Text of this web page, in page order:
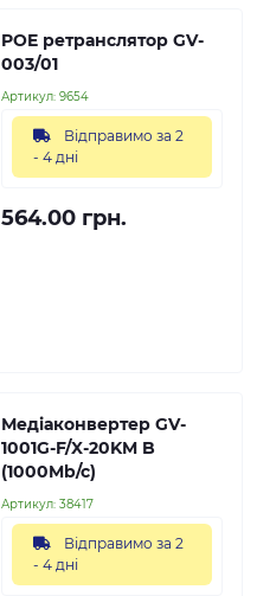
POE ретранслятор GV-
003/01
Артикул: 9654
Відправимо за 2
- 4 дні
564.00 грн.
Медіаконвертер GV-
1001G-F/X-20KM B
(1000Mb/c)
Артикул: 38417
Відправимо за 2
- 4 дні